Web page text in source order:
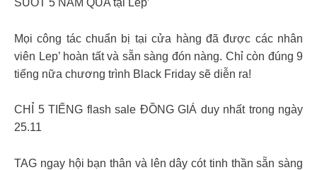
SUỐT 5 NĂM QUA tại Lep’
Mọi công tác chuẩn bị tại cửa hàng đã được các nhân
viên Lep’ hoàn tất và sẵn sàng đón nàng. Chỉ còn đúng 9
tiếng nữa chương trình Black Friday sẽ diễn ra!
CHỈ 5 TIẾNG flash sale ĐỒNG GIÁ duy nhất trong ngày
25.11
TAG ngay hội bạn thân và lên dây cót tinh thần sẵn sàng